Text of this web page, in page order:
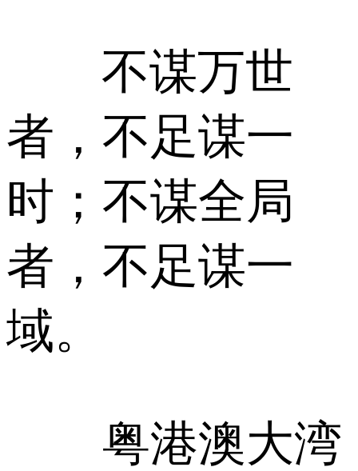
不谋万世
者，不足谋一
时；不谋全局
者，不足谋一
域。
粤港澳大湾